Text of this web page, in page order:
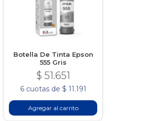
Botella De Tinta Epson
555 Gris
$ 51.651
6 cuotas de $ 11.191
Agregar al carrito